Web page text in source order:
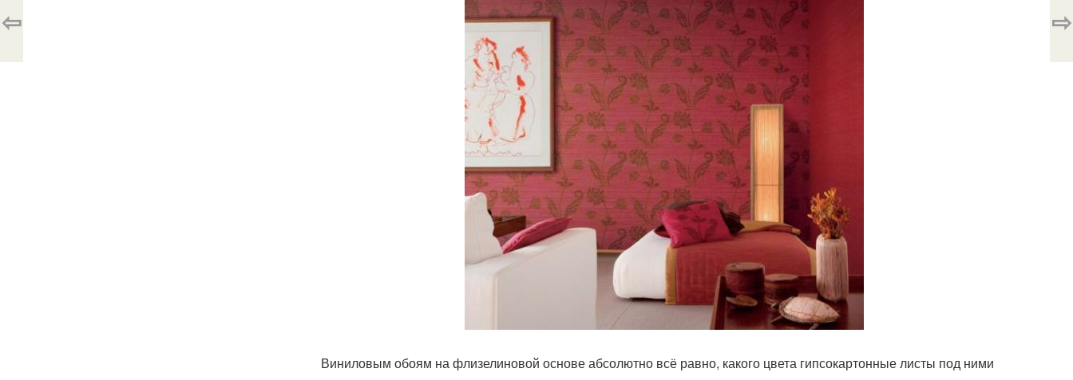
Виниловым обоям на флизелиновой основе абсолютно всё равно, какого цвета гипсокартонные листы под ними
⇦ ⇨